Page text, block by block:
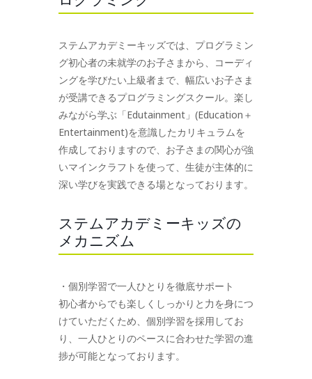
ステムアカデミーキッズでは、プログラミン
グ初心者の未就学のお子さまから、コーディ
ングを学びたい上級者まで、幅広いお子さま
が受講できるプログラミングスクール。楽し
みながら学ぶ「Edutainment」(Education＋
Entertainment)を意識したカリキュラムを
作成しておりますので、お子さまの関心が強
いマインクラフトを使って、生徒が主体的に
深い学びを実践できる場となっております。
ステムアカデミーキッズの
メカニズム
・個別学習で一人ひとりを徹底サポート
初心者からでも楽しくしっかりと力を身につ
けていただくため、個別学習を採用してお
り、一人ひとりのペースに合わせた学習の進
捗が可能となっております。